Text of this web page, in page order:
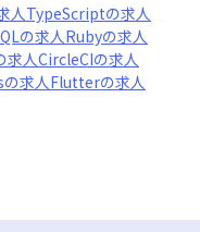
人 TypeScriptの求人
の求人 Rubyの求人
求人CircleCIの求人
の求人 Flutterの求人